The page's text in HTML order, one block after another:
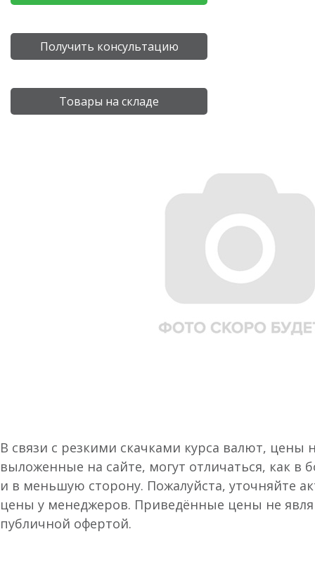
Получить консультацию
Товары на складе
В связи с резкими скачками курса валют, цены
выложенные на сайте, могут отличаться, как в
и в меньшую сторону. Пожалуйста, уточняйте
цены у менеджеров. Приведённые цены не
публичной офертой.